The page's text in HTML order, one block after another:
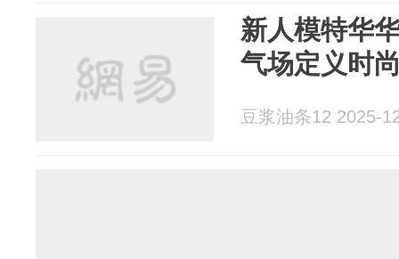
新人模特华
气场定义时
豆浆油条12 2025-